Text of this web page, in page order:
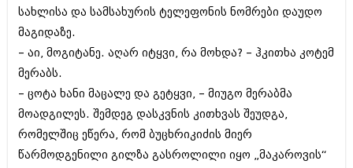
სახლისა და სამსახურის ტელეფონის ნომრები დაუდო
მაგიდაზე.
– აი, მოგიტანე. აღარ იტყვი, რა მოხდა? – ჰკითხა კოტემ
მერაბს.
– ცოტა ხანი მაცალე და გეტყვი, – მიუგო მერაბმა
მოადგილეს. შემდეგ დასკვნის კითხვას შეუდგა,
რომელშიც ეწერა, რომ ბუცხრიკიძის მიერ
წარმოდგენილი გილზა გასროლილი იყო „მაკაროვის“